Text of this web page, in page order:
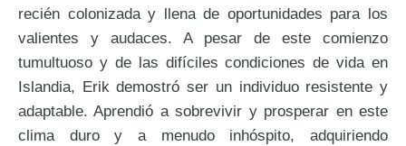
recién colonizada y llena de oportunidades para los
valientes y audaces. A pesar de este comienzo
tumultuoso y de las difíciles condiciones de vida en
Islandia, Erik demostró ser un individuo resistente y
adaptable. Aprendió a sobrevivir y prosperar en este
clima duro y a menudo inhóspito, adquiriendo